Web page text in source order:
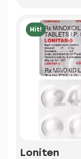
Hit!
Loniten